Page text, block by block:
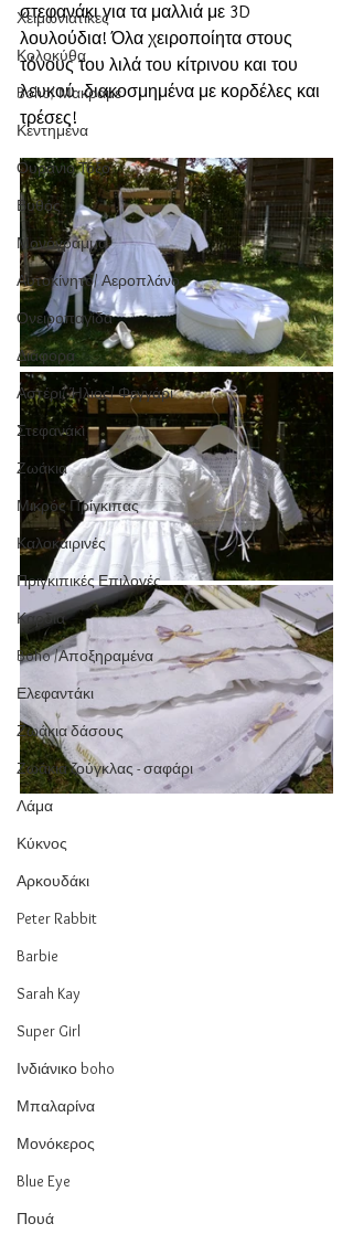
Χειμωνιάτικες
Κολοκύθα
Boho/ Μακράμε
Κεντημένα
Ουράνιο Τόξο
Βυθός
Μονόγραμμα
Αυτοκίνητο/ Αεροπλάνο
Ονειροπαγίδα
Διάφορα
Αστέρι/ Ήλιος/ Φεγγάρι
Στεφανάκι
Ζωάκια
Μικρός Πρίγκιπας
Καλοκαιρινές
Πριγκιπικές Επιλογές
Καρδιά
Boho /Αποξηραμένα
Ελεφαντάκι
Ζωάκια δάσους
Ζωάκια ζούγκλας - σαφάρι
Λάμα
Κύκνος
Αρκουδάκι
Peter Rabbit
Barbie
Sarah Kay
Super Girl
Ινδιάνικο boho
Μπαλαρίνα
Μονόκερος
Blue Eye
Πουά
στεφανάκι για τα μαλλιά με 3D
λουλούδια! Όλα χειροποίητα στους
τόνους του λιλά του κίτρινου και του
λευκού  διακοσμημένα με κορδέλες και
τρέσες!